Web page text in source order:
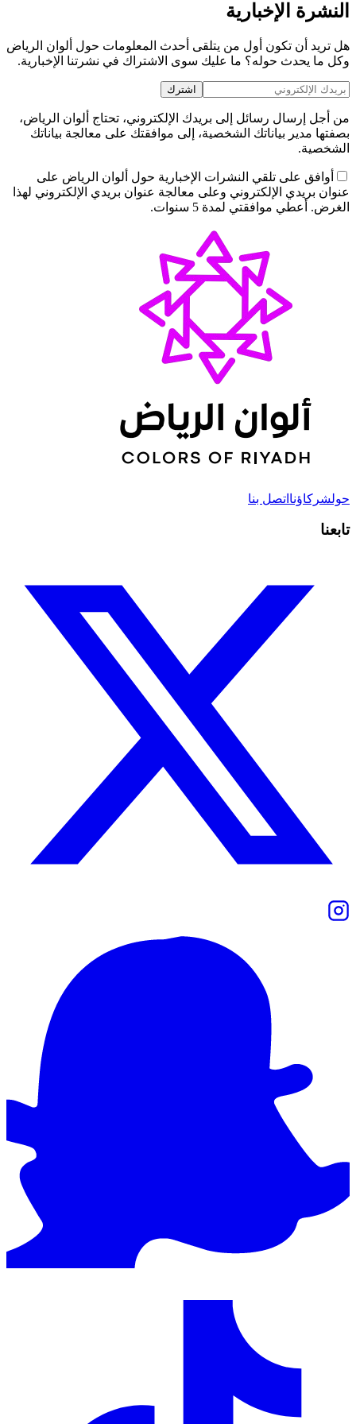
النشرة الإخبارية
هل تريد أن تكون أول من يتلقى أحدث المعلومات حول ألوان الرياض
وكل ما يحدث حوله؟ ما عليك سوى الاشتراك في نشرتنا الإخبارية.
اشترك
من أجل إرسال رسائل إلى بريدك الإلكتروني، تحتاج ألوان الرياض،
بصفتها مدير بياناتك الشخصية، إلى موافقتك على معالجة بياناتك
الشخصية.
أوافق على تلقي النشرات الإخبارية حول ألوان الرياض على
عنوان بريدي الإلكتروني وعلى معالجة عنوان بريدي الإلكتروني لهذا
الغرض. أعطي موافقتي لمدة 5 سنوات.
حولشركاؤنا اتصل بنا
تابعنا